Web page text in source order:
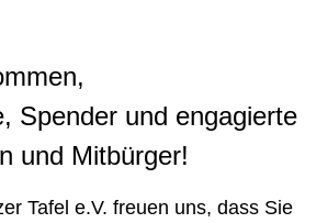
Spender und engagierte
und Mitbürger!
Tafel e.V. freuen uns, dass Sie